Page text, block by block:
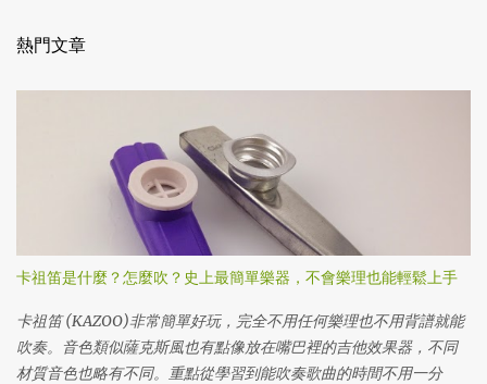
熱門文章
卡祖笛是什麼？怎麼吹？史上最簡單樂器，不會樂理也能輕鬆上手
卡祖笛 (KAZOO)非常簡單好玩，完全不用任何樂理也不用背譜就能
吹奏。音色類似薩克斯風也有點像放在嘴巴裡的吉他效果器，不同
材質音色也略有不同。重點從學習到能吹奏歌曲的時間不用一分